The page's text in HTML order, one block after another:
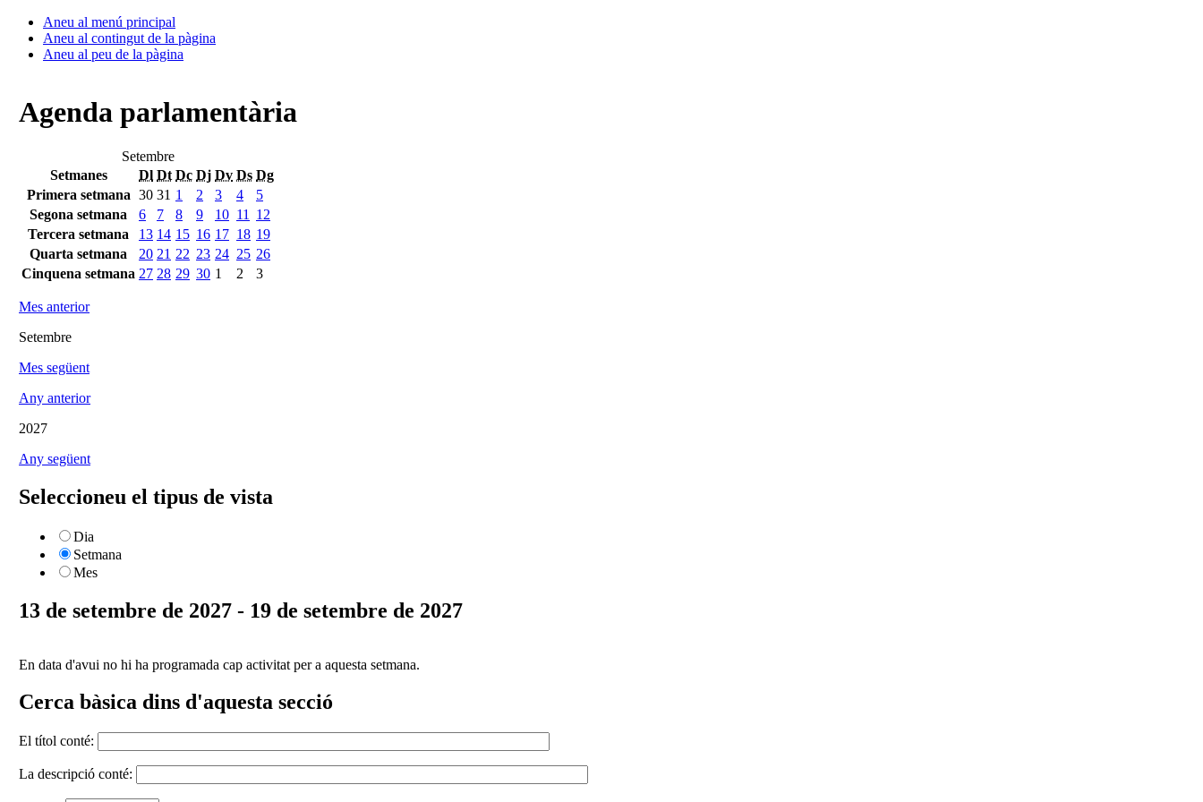
Aneu al menú principal
Aneu al contingut de la pàgina
Aneu al peu de la pàgina
Agenda parlamentària
Setembre
Setmanes
Dl Dt Dc Dj Dv Ds Dg
Primera setmana 30 31 1 2 3 4
5
Segona setmana
6 7 8 9 10 11
12
Tercera setmana
13 14 15 16 17 18 19
Quarta setmana
20 21 22 23 24 25 26
Cinquena setmana 27 28 29 30 1 2 3
Mes anterior
Setembre
Mes següent
Any anterior
2027
Any següent
Seleccioneu el tipus de vista
Dia
Setmana
Mes
13 de setembre de 2027 - 19 de setembre de 2027
En data d'avui no hi ha programada cap activitat per a aquesta setmana.
Cerca bàsica dins d'aquesta secció
El títol conté:
La descripció conté: